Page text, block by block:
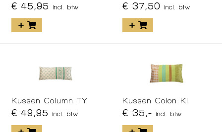
€ 45,95 incl. btw € 37,50 incl. btw
Kussen Column TY
€ 49,95 incl. btw
Kussen Colon KI
€ 35,- incl. btw